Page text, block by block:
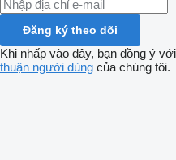
Đăng ký theo dõi
Khi nhấp vào đây, bạn đồng ý với
thuận người dùng của chúng tôi.